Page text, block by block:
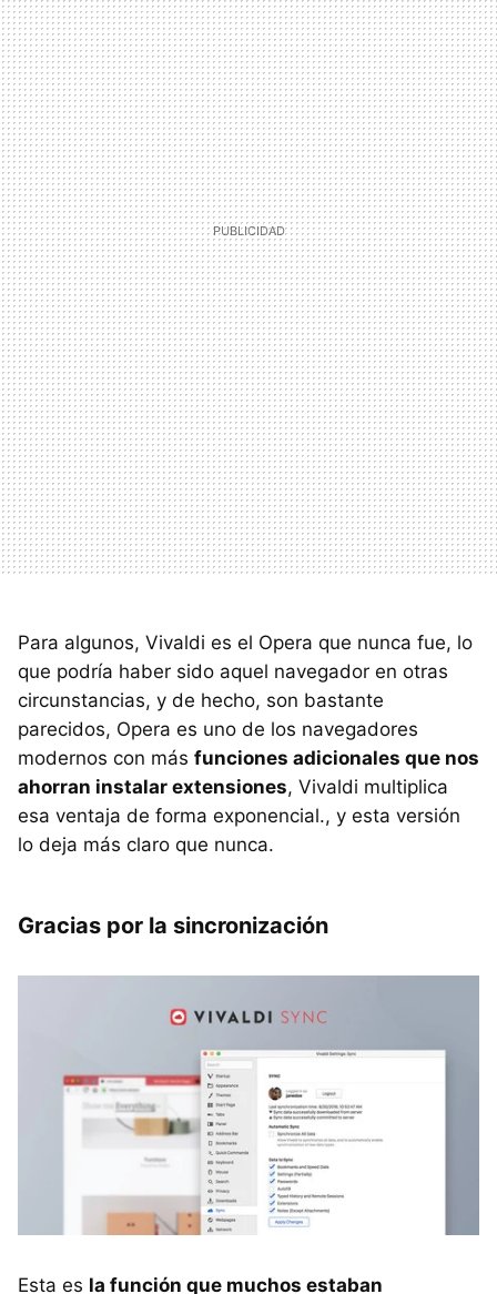
Para algunos, Vivaldi es el Opera que nunca fue, lo
que podría haber sido aquel navegador en otras
circunstancias, y de hecho, son bastante
parecidos, Opera es uno de los navegadores
modernos con más funciones adicionales que nos
ahorran instalar extensiones, Vivaldi multiplica
esa ventaja de forma exponencial., y esta versión
lo deja más claro que nunca.
Gracias por la sincronización
Esta es la función que muchos estaban